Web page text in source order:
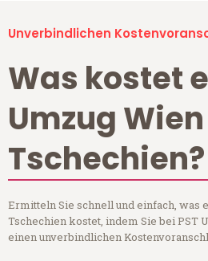
Unverbindlichen
Was kostet
Umzug Wien
Tschechien?
Ermitteln Sie schnell und einfach, was
Tschechien kostet, indem Sie bei PST
einen unverbindlichen